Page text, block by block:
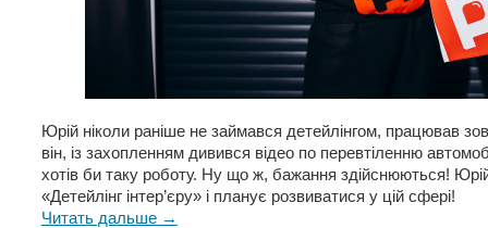
Юрій ніколи раніше не займався детейлінгом, працював
він, із захопленням дивився відео по перевтіленню
хотів би таку роботу. Ну що ж, бажання здійснюються!
«Детейлінг інтер’єру» і планує розвиватися у цій сфері!
Читать дальше →